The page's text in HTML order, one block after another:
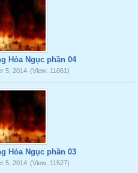
Hỏa Ngục phần 04
5, 2014 (View: 11061)
Hỏa Ngục phần 03
5, 2014 (View: 11527)